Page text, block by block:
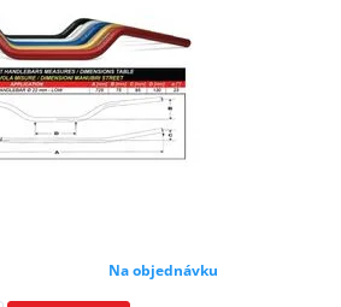
Na objednávku